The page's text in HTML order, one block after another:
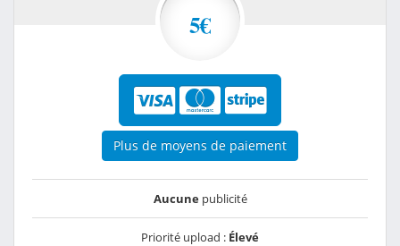
5€
Plus de moyens de paiement
Aucunepublicité
Priorité upload : Élevé